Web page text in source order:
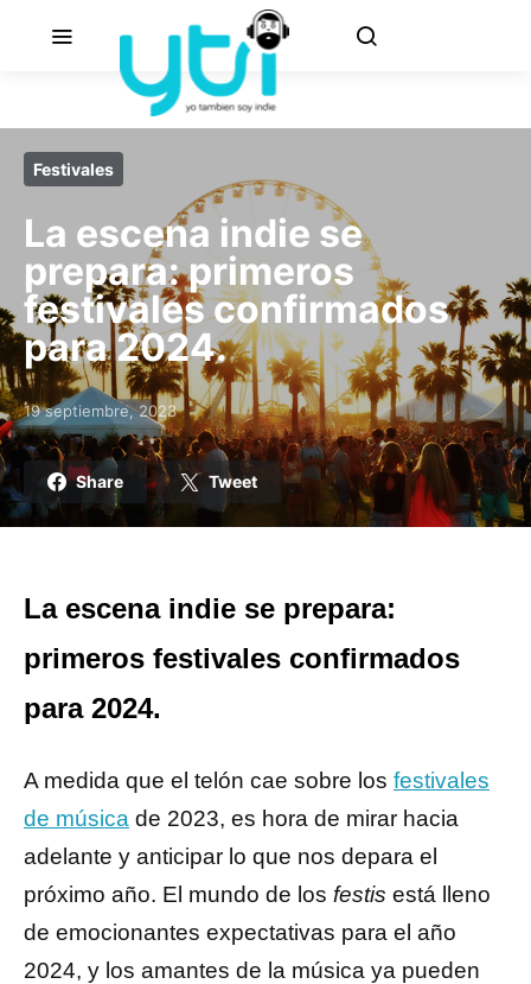
Festivales
La escena indie se
prepara: primeros
festivales confirmados
para 2024.
Posted on
19 septiembre, 2023
Share Tweet
La escena indie se prepara:
primeros festivales confirmados
para 2024.
A medida que el telón cae sobre los festivales
de música de 2023, es hora de mirar hacia
adelante y anticipar lo que nos depara el
próximo año. El mundo de los festis está lleno
de emocionantes expectativas para el año
2024, y los amantes de la música ya pueden